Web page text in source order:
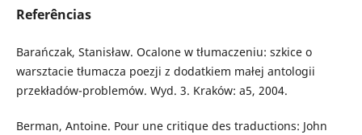
Referências
Barańczak, Stanisław. Ocalone w tłumaczeniu: szkice o
warsztacie tłumacza poezji z dodatkiem małej antologii
przekładów-problemów. Wyd. 3. Kraków: a5, 2004.
Berman, Antoine. Pour une critique des traductions: John